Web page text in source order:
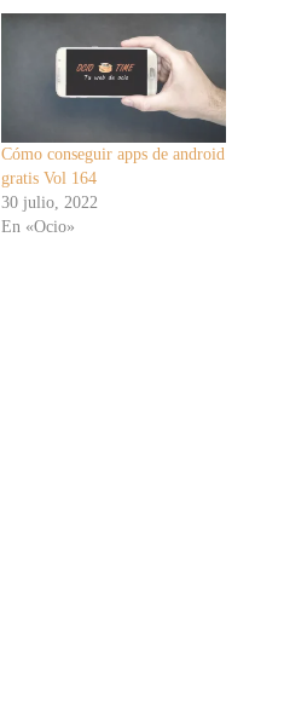
Cómo conseguir apps de android
gratis Vol 164
30 julio, 2022
En «Ocio»